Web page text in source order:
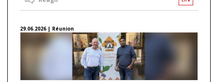
29.06.2026 | Réunion